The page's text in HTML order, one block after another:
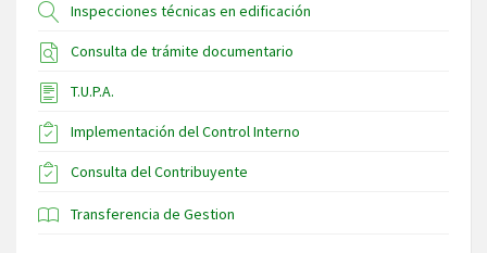
Inspecciones técnicas en edificación
Consulta de trámite documentario
T.U.P.A.
Implementación del Control Interno
Consulta del Contribuyente
Transferencia de Gestion